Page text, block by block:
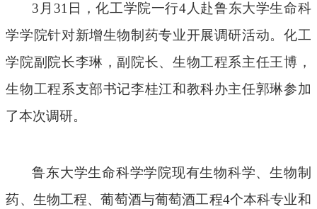
3月31日 ，化工学院一行4人赴鲁东大学生命科
学学院针对新增生物制药专业开展调研活动。 化工
学院副院长李琳 ，副院长、 生物工程系主任王博 ，
生物工程系支部书记李桂江和教科办主任郭琳参加
了本次调研。
鲁东大学生命科学学院现有生物科学、生物制
药、生物工程、葡萄酒与葡萄酒工程4个本科专业和